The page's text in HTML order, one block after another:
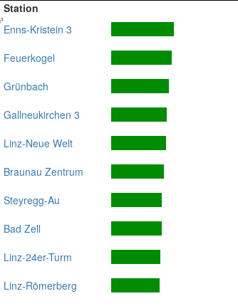
Station
Enns-Kristein 3
Feuerkogel
Grünbach
Gallneukirchen 3
Linz-Neue Welt
Braunau Zentrum
Steyregg-Au
Bad Zell
Linz-24er-Turm
Linz-Römerberg